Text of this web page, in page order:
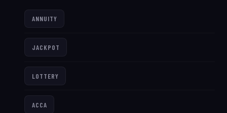
ANNUITY
JACKPOT
LOTTERY
ACCA